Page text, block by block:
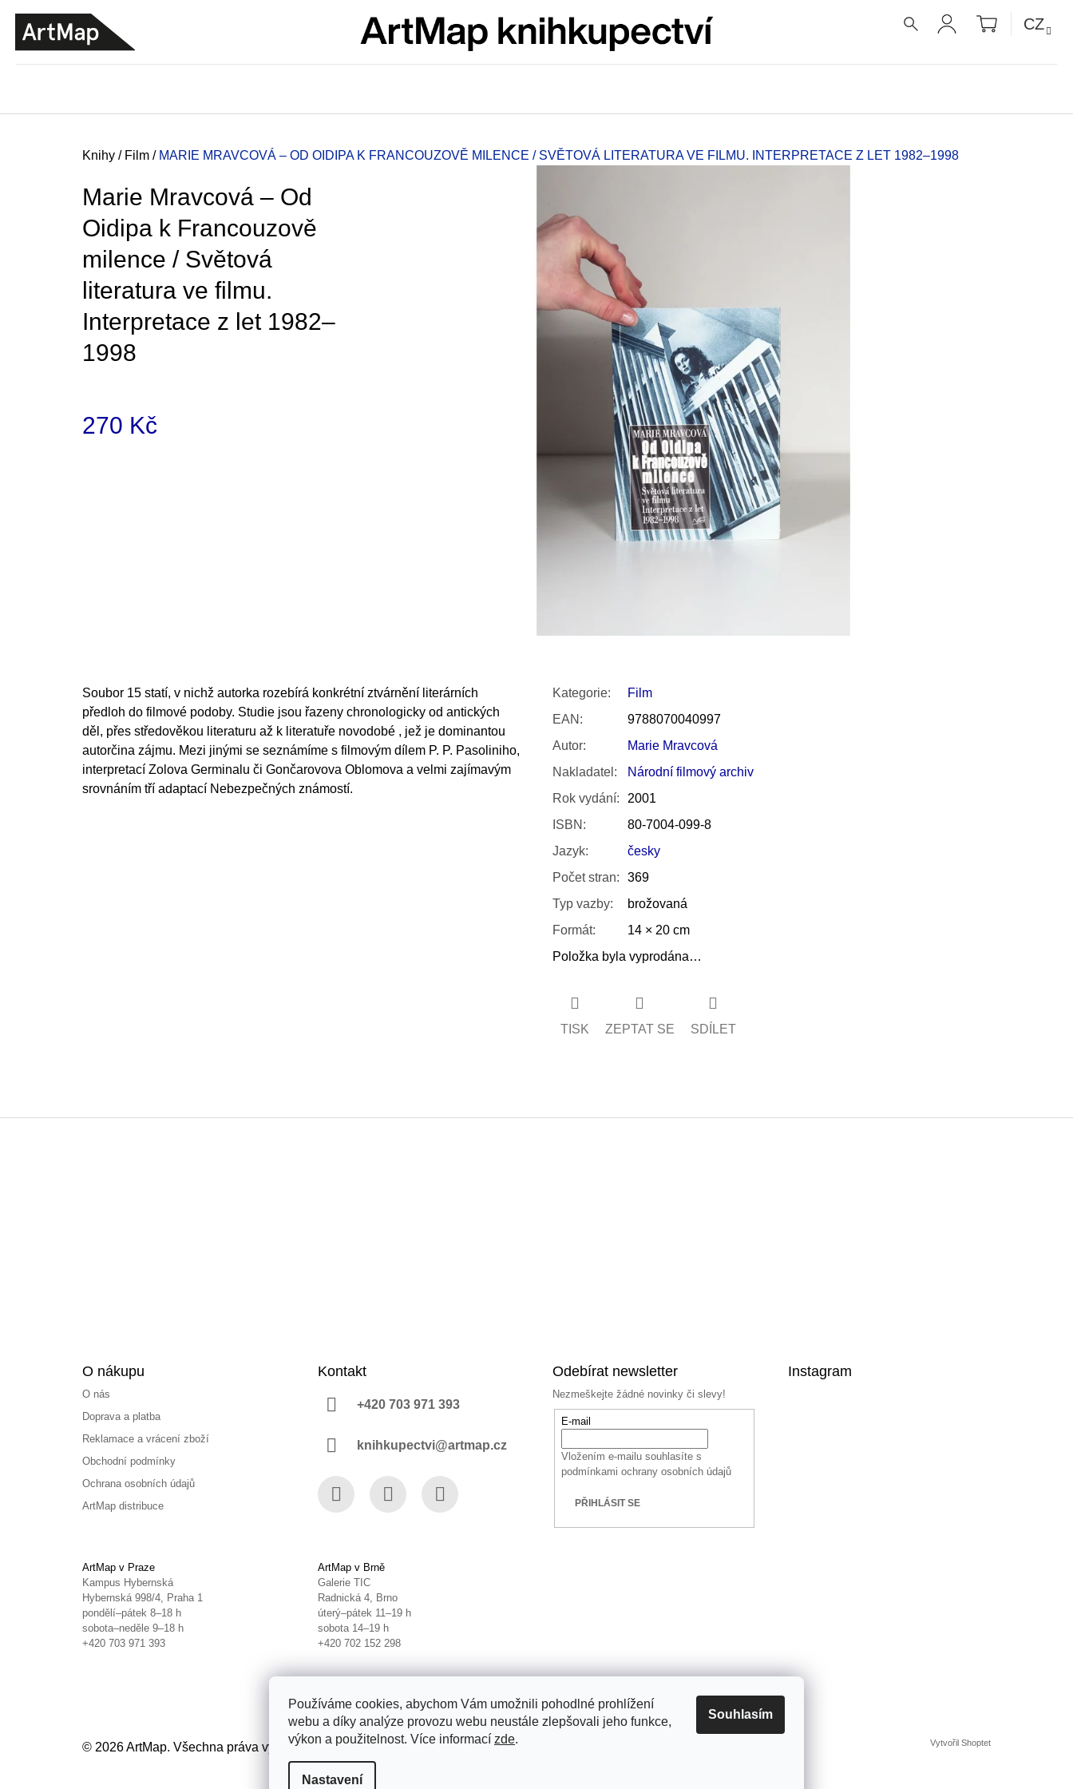
Používáme cookies, abychom Vám umožnili pohodlné prohlížení
webu a díky analýze provozu webu neustále zlepšovali jeho funkce,
výkon a použitelnost. Více informací zde.
Nastavení
Souhlasím
PŘIHLÁŠENÍ
NÁKUPNÍ
KOŠÍK
CZ
Domů
Knihy / Film / MARIE MRAVCOVÁ – OD OIDIPA K FRANCOUZOVĚ MILENCE / SVĚTOVÁ LITERATURA VE FILMU. INTERPRETACE Z LET 1982–1998
Marie Mravcová – Od
Oidipa k Francouzově
milence / Světová
literatura ve filmu.
Interpretace z let 1982–
1998
270 Kč
Soubor 15 statí, v nichž autorka rozebírá konkrétní ztvárnění literárních
předloh do filmové podoby. Studie jsou řazeny chronologicky od antických
děl, přes středověkou literaturu až k literatuře novodobé , jež je dominantou
autorčina zájmu. Mezi jinými se seznámíme s filmovým dílem P. P. Pasoliniho,
interpretací Zolova Germinalu či Gončarovova Oblomova a velmi zajímavým
srovnáním tří adaptací Nebezpečných známostí.
Kategorie:
Film
EAN :
9788070040997
Autor:
Marie Mravcová
Nakladatel :
Národní filmový archiv
Rok vydání:
2001
ISBN :
80-7004-099-8
Jazyk:
česky
Počet stran:
369
Typ vazby:
brožovaná
Formát:
14 × 20 cm
Položka byla vyprodána…
TISK ZEPTAT SE SDÍLET
ZPĚT
DO
OBCHODU
ZPĚT
DO
OBCHODU
HLEDAT
ARTMAT KRABIČKA
ARTMAT KRABIČKA
VÝVAR
NEJEN ROMSKÉ RECEPTY PRO
SNESITELNĚJŠÍ KLIMA
300 Kč
Původně: 350 Kč
O nákupu
O nás
Doprava a platba
Reklamace a vrácení zboží
Obchodní podmínky
Ochrana osobních údajů
ArtMap distribuce
Kontakt
+420 703 971 393
knihkupectvi@artmap.cz
Odebírat newsletter
Nezmeškejte žádné novinky či slevy!
E-mail
Vložením e-mailu souhlasíte s
podmínkami ochrany osobních údajů
PŘIHLÁSIT SE
Instagram
ArtMap v Praze
Kampus Hybernská
Hybernská 998/4, Praha 1
pondělí–pátek 8–18 h
sobota–neděle 9–18 h
+420 703 971 393
ArtMap v Brně
Galerie TIC
Radnická 4, Brno
úterý–pátek 11–19 h
sobota 14–19 h
+420 702 152 298
© 2026 ArtMap. Všechna práva vyhrazena.Upravit nastavení cookies